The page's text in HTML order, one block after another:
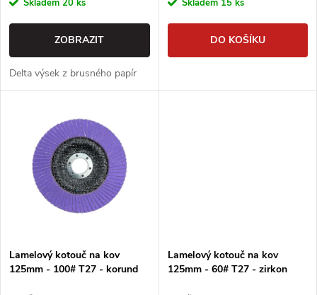
o
u
o
d
u
Skladem 20 ks
ZOBRAZIT
Delta výsek z brusného papír
Skladem 15 ks
DO KOŠÍKU
Lamelový kotouč na kov
125mm - 100# T27 - korund
Lamelový kotouč na kov
125mm - 60# T27 - zirkon